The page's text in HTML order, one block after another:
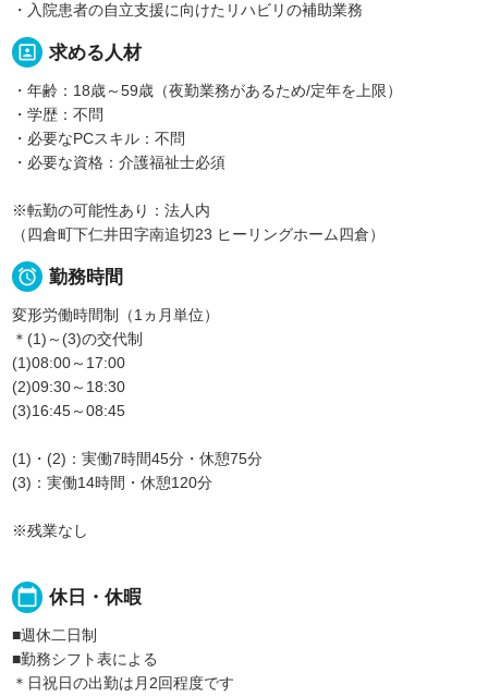
・入院患者の自立支援に向けたリハビリの補助業務
portrait 求める人材
・年齢：18歳～59歳（夜勤業務があるため/定年を上限）
・学歴：不問
・必要なPCスキル：不問
・必要な資格：介護福祉士必須
※転勤の可能性あり：法人内
（四倉町下仁井田字南追切23 ヒーリングホーム四倉）
 勤務時間
変形労働時間制（1ヵ月単位）
＊(1)～(3)の交代制
(1)08:00～17:00
(2)09:30～18:30
(3)16:45～08:45
(1)・(2)：実働7時間45分・休憩75分
(3)：実働14時間・休憩120分
※残業なし
calendar_today 休日・休暇
■週休二日制
■勤務シフト表による
＊日祝日の出勤は月2回程度です